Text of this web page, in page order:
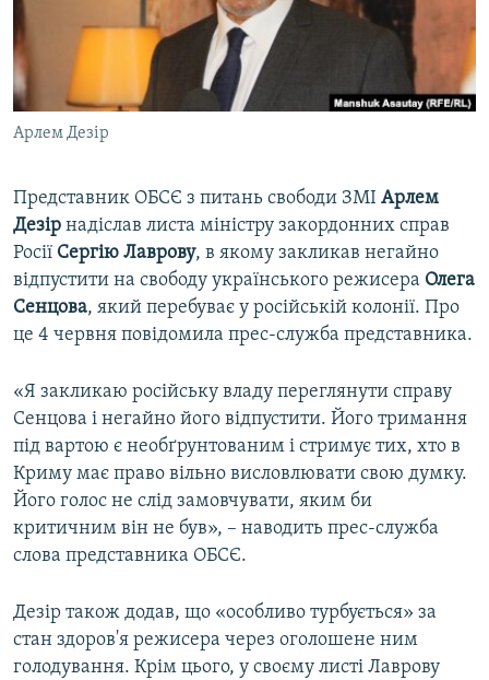
ДЕПОРТАЦІЯ
ВІДЕОУРОКИ «ELIFBE»
СВІДЧЕННЯ ОКУПАЦІЇ
УКРАЇНСЬКА ПРОБЛЕМА КРИМУ
ЯК ОБІЙТИ БЛОКУВАННЯ
Русский
Qırımtatar
Усі сайти RFE/RL
Арлем Дезір
Представник ОБСЄ з питань свободи ЗМІ Арлем
Дезір надіслав листа міністру закордонних справ
Росії Сергію Лаврову, в якому закликав негайно
відпустити на свободу українського режисера​ Олега
Сенцова, який перебуває у російській колонії. Про
це 4 червня повідомила прес-служба представника.
«Я закликаю російську владу переглянути справу
Сенцова і негайно його відпустити. Його тримання
під вартою є необґрунтованим і стримує тих, хто в
Криму має право вільно висловлювати свою думку.
Його голос не слід замовчувати, яким би
критичним він не був», – наводить прес-служба
слова представника ОБСЄ.
Дезір також додав, що «особливо турбується» за
стан здоров'я режисера через оголошене ним
голодування. Крім цього, у своєму листі Лаврову